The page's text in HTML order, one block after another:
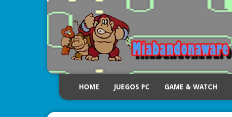
HOME JUEGOS PC GAME & WATCH